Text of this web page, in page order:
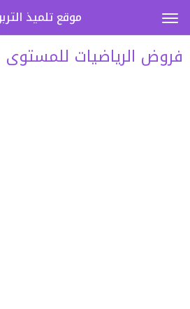
فروض الرياضيات للمستوى
موقع تلميذ